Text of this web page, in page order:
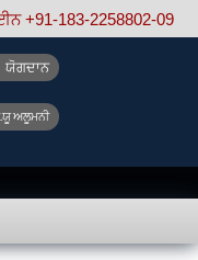
+91-183-2258802-09
ਯੋਗਦਾਨ
ਅਲੂਮਨੀ